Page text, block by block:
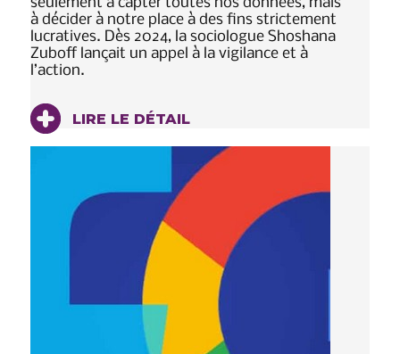
à décider à notre place à des fins strictement
lucratives. Dès 2024, la sociologue Shoshana
Zuboff lançait un appel à la vigilance et à
l’action.
LIRE LE DÉTAIL